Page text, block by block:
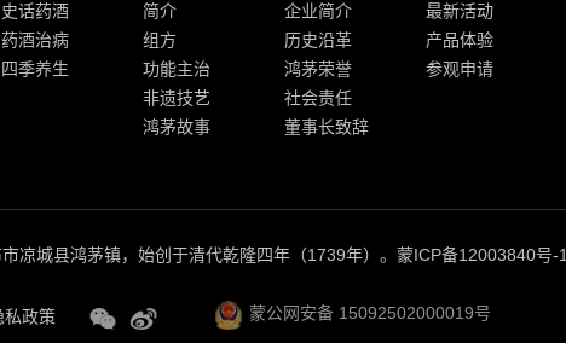
史话药酒
药酒治病
四季养生
简介
组方
功能主治
非遗技艺
鸿茅故事
企业简介
历史沿革
鸿茅荣誉
社会责任
董事长致辞
最新活动
产品体验
参观申请
凉城县鸿茅镇，始创于清代乾隆四年（1739年）。 蒙ICP备12003840号-1
私政策 蒙公网安备 15092502000019号